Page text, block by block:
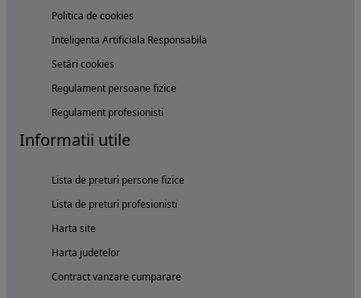
Politica de cookies
Inteligenta Artificiala Responsabila
Setări cookies
Regulament persoane fizice
Regulament profesionisti
Informatii utile
Lista de preturi persone fizice
Lista de preturi profesionisti
Harta site
Harta judetelor
Contract vanzare cumparare